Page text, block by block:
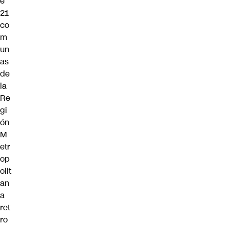
21
co
m
un
as
de
la
Re
gi
ón
M
etr
op
olit
an
a
ret
ro